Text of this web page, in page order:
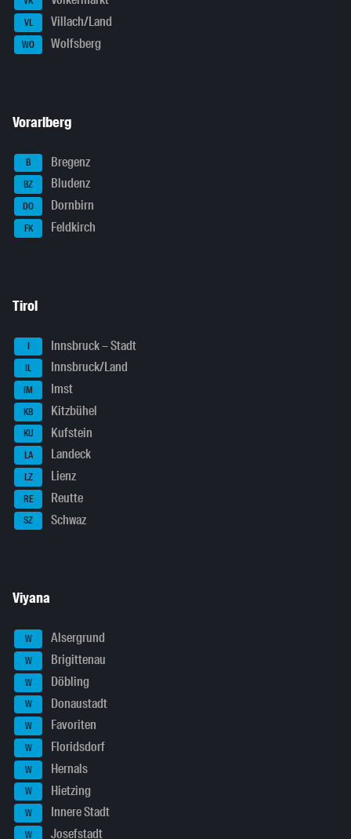
VL Villach/Land
WO Wolfsberg
Vorarlberg
B Bregenz
BZ Bludenz
DO Dornbirn
FK Feldkirch
Tirol
I Innsbruck – Stadt
IL Innsbruck/Land
IM Imst
KB Kitzbühel
KU Kufstein
LA Landeck
LZ Lienz
RE Reutte
SZ Schwaz
Viyana
W Alsergrund
W Brigittenau
W Döbling
W Donaustadt
W Favoriten
W Floridsdorf
W Hernals
W Hietzing
W Innere Stadt
W Josefstadt